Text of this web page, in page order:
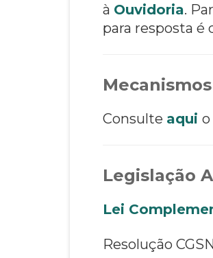
à Ouvidoria.
para resposta é
Consulte aqui
Legislação
Lei
Resolução